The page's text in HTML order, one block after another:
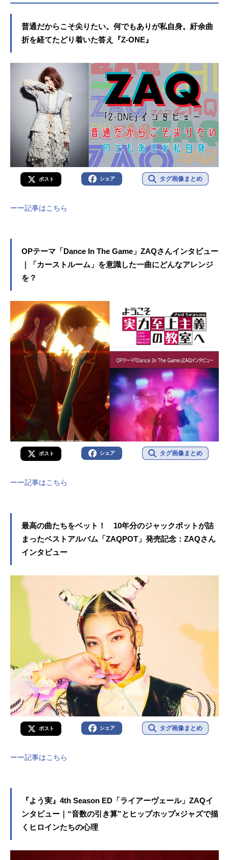
普通だからこそ尖りたい。何でもありが私自身。紆余曲
折を経てたどり着いた答え『Z-ONE』
ポスト シェア タグ画像まとめ
ーー記事はこちら
OPテーマ「Dance In The Game」ZAQさんインタビュー
｜「カーストルーム」を意識した一曲にどんなアレンジ
を？
ポスト シェア タグ画像まとめ
ーー記事はこちら
最高の曲たちをベット！ 10年分のジャックポットが詰
まったベストアルバム「ZAQPOT」発売記念：ZAQさん
インタビュー
ポスト シェア タグ画像まとめ
ーー記事はこちら
『よう実』4th Season ED「ライアーヴェール」ZAQイ
ンタビュー｜“音数の引き算”とヒップホップ×ジャズで描
くヒロインたちの心理